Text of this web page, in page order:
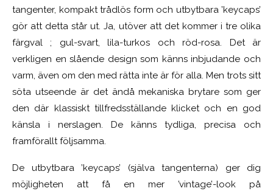
tangenter, kompakttrådlös form och utbytbara ’keycaps’
gör att detta står ut. Ja, utöver att det kommer i tre olika
färgval ; gul-svart, lila-turkos och röd-rosa. Det är
verkligen en slående design som känns inbjudande och
varm, även om den med rätta inte är för alla. Men trots sitt
söta utseende är det ändå mekaniska brytare som ger
den där klassiskt tillfredsställande klicket och en god
känsla i nerslagen. De känns tydliga, precisa och
framföralltföljsamma.
De utbytbara ’keycaps’ (själva tangenterna) ger dig
möjligheten att få en mer ’vintage’-look på